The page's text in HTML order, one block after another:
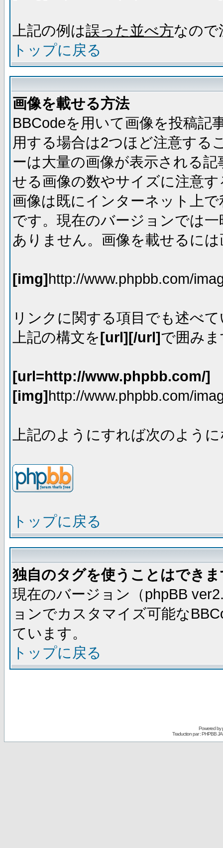
上記の例は誤った並べ方なので
トップに戻る
画像を載せる方法
BBCodeを用いて画像を投稿記
用する場合は2つほど注意する
ーは大量の画像が表示される
せる画像の数やサイズに注意
画像は既にインターネット上
です。現在のバージョンでは
ありません。画像を載せるに
[img]http://www.phpbb.com/
リンクに関する項目でも述べ
上記の構文を[url][/url]で囲み
[url=http://www.phpbb.com/]
[img]http://www.phpbb.com/
上記のようにすれば次のよう
トップに戻る
独自のタグを使うことはでき
現在のバージョン（phpBB
ョンでカスタマイズ可能な
ています。
トップに戻る
Powered by
Traduction par : PHPBB